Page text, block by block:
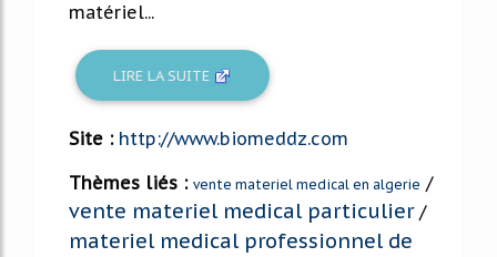
matériel...
LIRE LA SUITE
Site : http://www.biomeddz.com
Thèmes liés : vente materiel medical en algerie /
vente materiel medical particulier/
materiel medical professionnel de